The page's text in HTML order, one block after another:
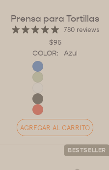
Prensa para Tortillas
780 reviews
$95
COLOR:
Azul
AGREGAR AL CARRITO
BESTSELLER